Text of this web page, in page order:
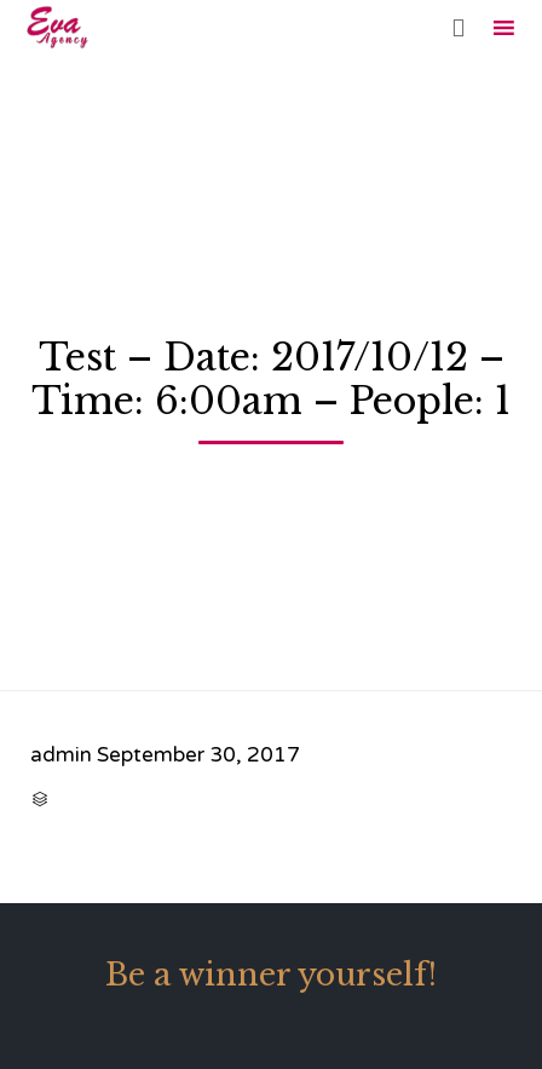

Test – Date: 2017/10/12 –
Time: 6:00am – People: 1
admin September 30, 2017

Be a winner yourself!